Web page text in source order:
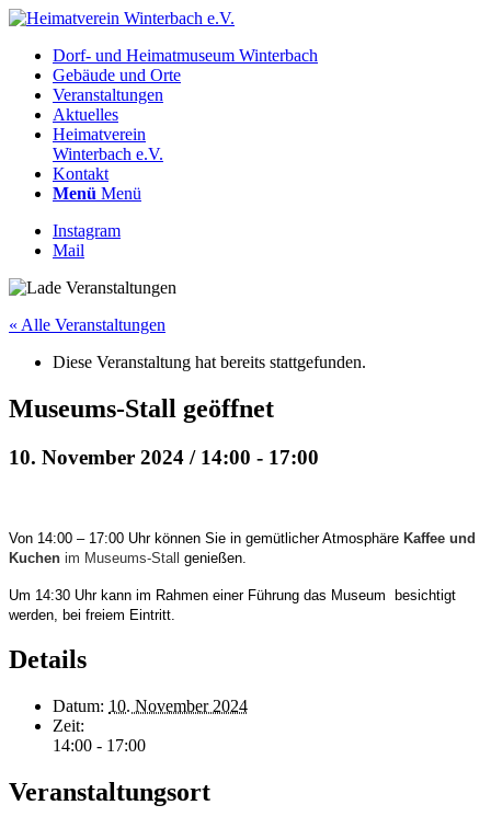
Dorf- und Heimatmuseum Winterbach
Gebäude und Orte
Veranstaltungen
Aktuelles
Heimatverein
Winterbach e.V.
Kontakt
Menü Menü
Instagram
Mail
« Alle Veranstaltungen
Diese Veranstaltung hat bereits stattgefunden.
Museums-Stall geöffnet
10. November 2024 / 14:00 - 17:00
Von 14:00 – 17:00 Uhr können Sie in gemütlicher Atmosphäre Kaffee und
Kuchen im Museums-Stall genießen.
Um 14:30 Uhr kann im Rahmen einer Führung das Museum besichtigt
werden, bei freiem Eintritt.
Details
Datum: 10. November 2024
Zeit:
14:00 - 17:00
Veranstaltungsort